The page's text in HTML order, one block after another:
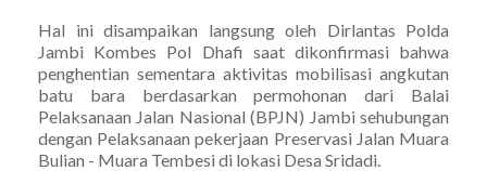
Hal ini disampaikan langsung oleh Dirlantas Polda
Jambi Kombes Pol Dhafi saat dikonfirmasi bahwa
penghentian sementara aktivitas mobilisasi angkutan
batu bara berdasarkan permohonan dari Balai
Pelaksanaan Jalan Nasional (BPJN) Jambi sehubungan
dengan Pelaksanaan pekerjaan Preservasi Jalan Muara
Bulian - Muara Tembesi di lokasi Desa Sridadi.